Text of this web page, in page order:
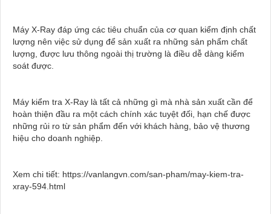
Máy X-Ray đáp ứng các tiêu chuẩn của cơ quan kiểm định chất
lượng nên việc sử dụng để sản xuất ra những sản phẩm chất
lượng, được lưu thông ngoài thị trường là điều dễ dàng kiểm
soát được.
Máy kiểm tra X-Ray là tất cả những gì mà nhà sản xuất cần để
hoàn thiện đầu ra một cách chính xác tuyệt đối, hạn chế được
những rủi ro từ sản phẩm đến với khách hàng, bảo vệ thương
hiệu cho doanh nghiệp.
Xem chi tiết: https://vanlangvn.com/san-pham/may-kiem-tra-
xray-594.html